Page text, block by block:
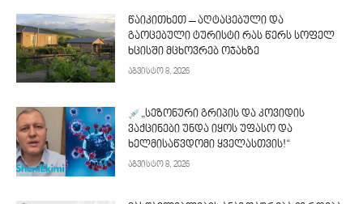
წაიკითხეთ – აღტაცებული და
გაოცებული ტურისტი რას წერს სოფელ
ხცისში მცხოვრებ ოჯახზე
აგვისტო 8, 2026
„სეზონური გრიპის და კოვიდის
ვაქცინები უნდა იყოს უფასო და
ხელმისაწვდომი ყველასთვის!“
აგვისტო 8, 2026